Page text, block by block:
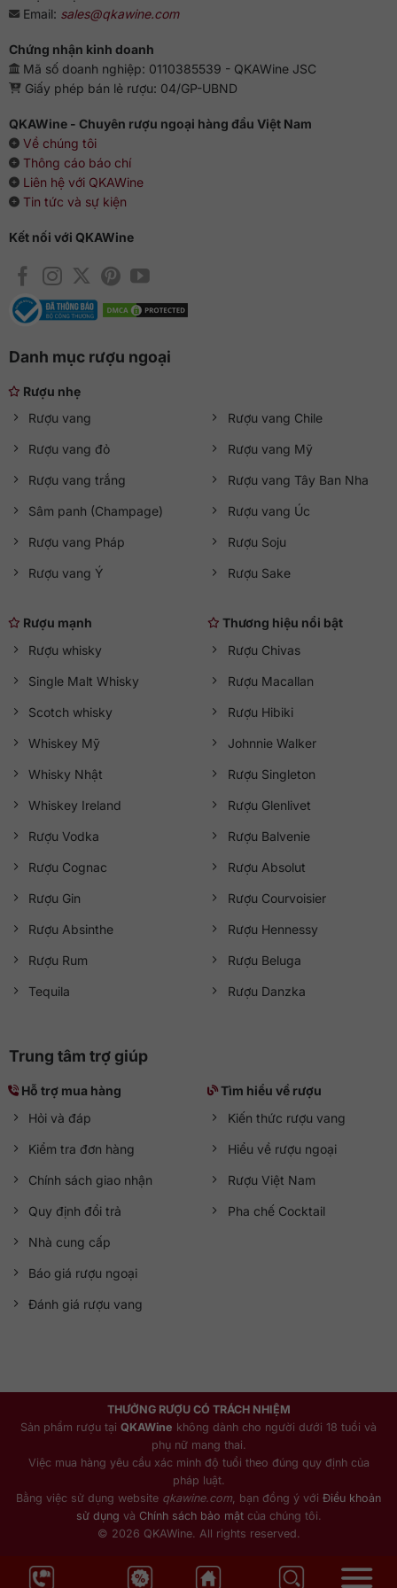
Thưởng thức
Nhâm nhi rượu kiểu nguyên chất, thêm đá viên, thêm nước
lọc hoặc pha chế cocktail.
Email: sales@qkawine.com
Chứng nhận kinh doanh
Mã số doanh nghiệp: 0110385539 - QKAWine JSC
Giấy phép bán lẻ rượu: 04/GP-UBND
QKAWine - Chuyên rượu ngoại hàng đầu Việt Nam
Về chúng tôi
Thông cáo báo chí
Liên hệ với QKAWine
Tin tức và sự kiện
Kết nối với QKAWine
Danh mục rượu ngoại
Rượu nhẹ
Rượu vang
Rượu vang đỏ
Rượu vang trắng
Sâm panh (Champage)
Rượu vang Pháp
Rượu vang Ý
Rượu vang Chile
Rượu vang Mỹ
Rượu vang Tây Ban Nha
Rượu vang Úc
Rượu Soju
Rượu Sake
Rượu mạnh
Rượu whisky
Single Malt Whisky
Scotch whisky
Whiskey Mỹ
Whisky Nhật
Whiskey Ireland
Rượu Vodka
Rượu Cognac
Rượu Gin
Rượu Absinthe
Rượu Rum
Tequila
Thương hiệu nổi bật
Rượu Chivas
Rượu Macallan
Rượu Hibiki
Johnnie Walker
Rượu Singleton
Rượu Glenlivet
Rượu Balvenie
Rượu Absolut
Rượu Courvoisier
Rượu Hennessy
Rượu Beluga
Rượu Danzka
Trung tâm trợ giúp
Hỗ trợ mua hàng
Hỏi và đáp
Kiểm tra đơn hàng
Chính sách giao nhận
Quy định đổi trả
Nhà cung cấp
Báo giá rượu ngoại
Đánh giá rượu vang
Tìm hiểu về rượu
Kiến thức rượu vang
Hiểu về rượu ngoại
Rượu Việt Nam
Pha chế Cocktail
THƯỞNG RƯỢU CÓ TRÁCH NHIỆM
Sản phẩm rượu tại QKAWine không dành cho người dưới 18 tuổi và
phụ nữ mang thai.
Việc mua hàng yêu cầu xác minh độ tuổi theo đúng quy định của
pháp luật.
Bằng việc sử dụng website qkawine.com , bạn đồng ý với Điều khoản
sử dụng và Chính sách bảo mậtcủa chúng tôi.
© 2026 QKAWine. All rights reserved.